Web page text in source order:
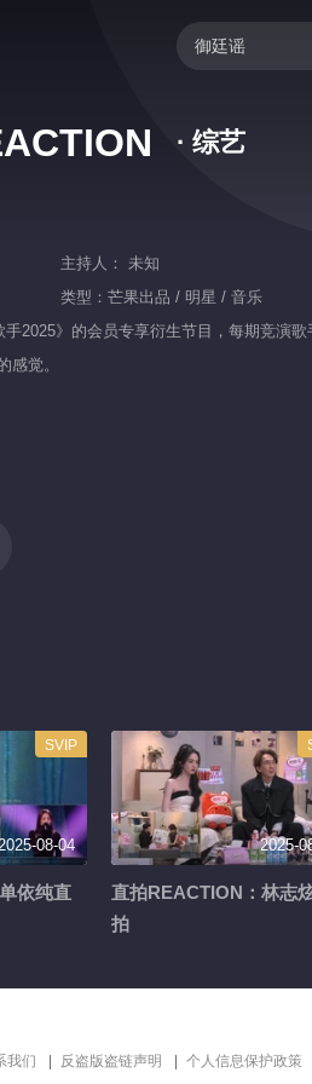
御廷谣
你好，星期六
快乐老家
· 综艺
主持人： 未知
类型： 芒果出品 / 明星 / 音乐
2025》的会员专享衍生节目，每期竞演
感觉。
SVIP
08-04
依纯直
2025-
直拍REACTION：林志
拍
我们 反盗版盗链声明 个人信息保护政策